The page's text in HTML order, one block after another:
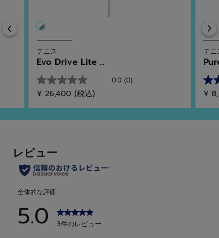
Previous
テニス
Evo Drive Lite ...
0.0 (0)
星
0.0
／
5
す。
¥ 26,400 (税込)
テニ
星
5.0
／
5
¥